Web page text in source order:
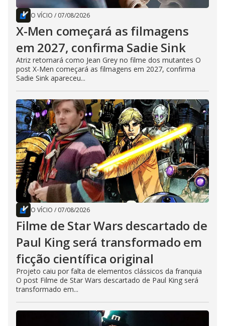
O VÍCIO / 07/08/2026
X-Men começará as filmagens
em 2027, confirma Sadie Sink
Atriz retornará como Jean Grey no filme dos mutantes O
post X-Men começará as filmagens em 2027, confirma
Sadie Sink apareceu...
O VÍCIO / 07/08/2026
Filme de Star Wars descartado de
Paul King será transformado em
ficção científica original
Projeto caiu por falta de elementos clássicos da franquia
O post Filme de Star Wars descartado de Paul King será
transformado em...